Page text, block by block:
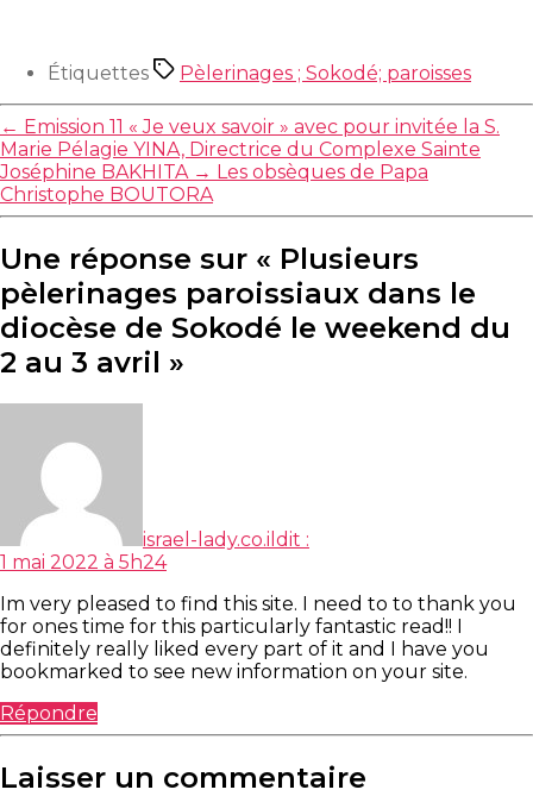
Étiquettes Pèlerinages ; Sokodé; paroisses
← Emission 11 « Je veux savoir » avec pour invitée la S.
Marie Pélagie YINA, Directrice du Complexe Sainte
Joséphine BAKHITA → Les obsèques de Papa
Christophe BOUTORA
Une réponse sur « Plusieurs
pèlerinages paroissiaux dans le
diocèse de Sokodé le weekend du
2 au 3 avril »
israel-lady.co.il dit :
1 mai 2022 à 5h24
Im very pleased to find this site. I need to to thank you
for ones time for this particularly fantastic read!! I
definitely really liked every part of it and I have you
bookmarked to see new information on your site.
Répondre
Laisser un commentaire